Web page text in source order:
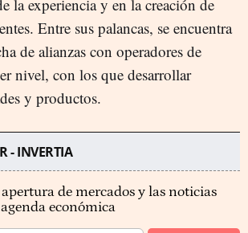
la experiencia y en la creación de
Entre sus palancas, se encuentra
de alianzas con operadores de
nivel, con los que desarrollar
y productos.
- INVERTIA
de mercados y las noticias
económica